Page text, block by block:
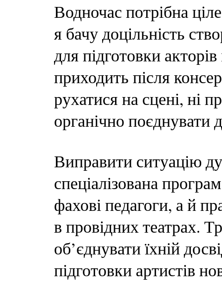
Водночас потрібна
я бачу доцільність
для підготовки
приходить після
рухатися на сцені, ні
органічно поєднувати
Виправити ситуацію
спеціалізована
фахові педагоги, а й
в провідних театрах.
об’єднувати їхній
підготовки артистів